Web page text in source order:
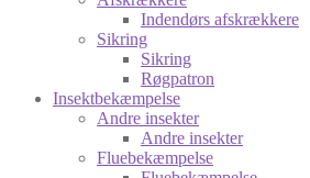
Indendørs afskrækkere
Sikring
Sikring
Røgpatron
Insektbekæmpelse
Andre insekter
Andre insekter
Fluebekæmpelse